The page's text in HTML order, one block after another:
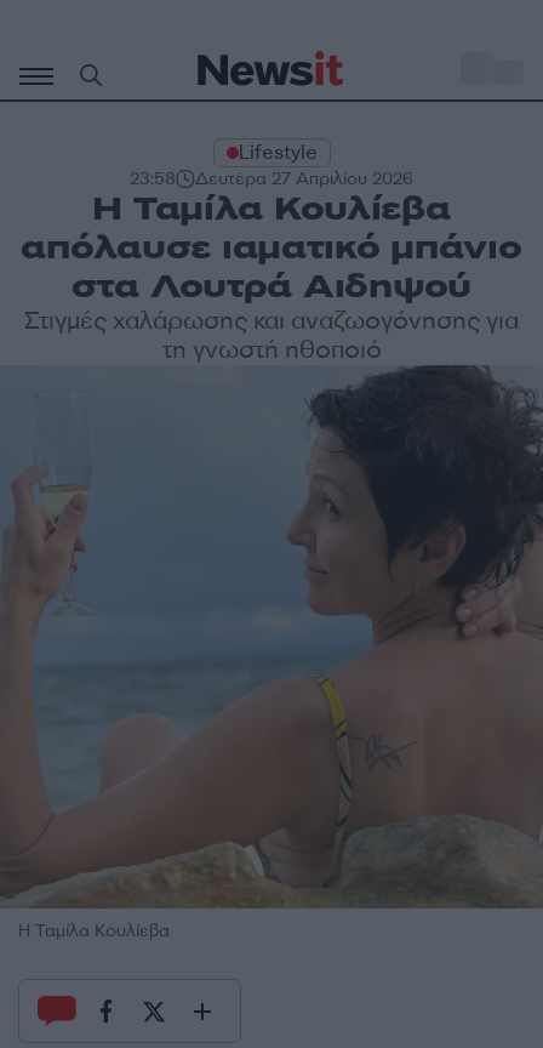
περιεχόμενο
Lifestyle
23:58 Δευτέρα 27 Απριλίου 2026
Η Ταμίλα Κουλίεβα
απόλαυσε ιαματικό μπάνιο
στα Λουτρά Αιδηψού
Στιγμές χαλάρωσης και αναζωογόνησης για
τη γνωστή ηθοποιό
H Ταμίλα Κουλίεβα